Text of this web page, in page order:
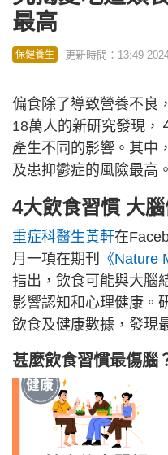
最高
保健養生 更新時間：13:49
偏食除了導致營養不良
18萬人的新研究發現，
產生不同的影響。其中
及患抑鬱症的風險最高。
4大飲食習慣 大
重症科醫生黃軒在
月一項在期刊
《Nature
指出，飲食可能與大腦
影響認知和心理健康。
飲食及健康數據，發現
甚麼飲食習慣最傷